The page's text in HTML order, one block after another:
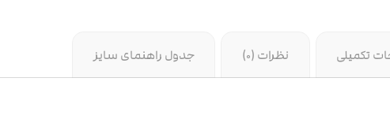
تکمیلی نظرات (0) جدول راهنمای سایز